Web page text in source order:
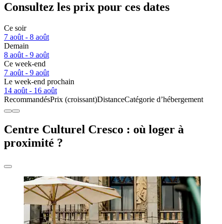
Consultez les prix pour ces dates
Ce soir
7 août - 8 août
Demain
8 août - 9 août
Ce week-end
7 août - 9 août
Le week-end prochain
14 août - 16 août
RecommandésPrix (croissant)DistanceCatégorie d’hébergement
Centre Culturel Cresco : où loger à
proximité ?